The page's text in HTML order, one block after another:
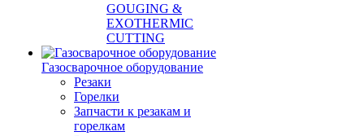
GOUGING &
EXOTHERMIC
CUTTING
Газосварочное оборудование
Резаки
Горелки
Запчасти к резакам и
горелкам